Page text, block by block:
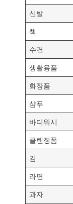
신발
책
수건
생활용품
화장품
샴푸
바디워시
클렌징폼
김
라면
과자